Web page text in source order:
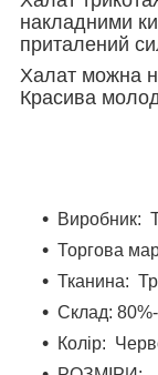
накладними
приталений
Халат можна
Красива
Виробник:
Торгова
Тканина:
Склад:
Колір: